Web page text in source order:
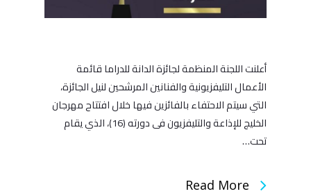
أعلنت اللجنة المنظمة لجائزة الدانة للدراما قائمة
الأعمال التليفزيونية والفنانين المرشحين لنيل الجائزة،
التي سيتم الاحتفاء بالفائزين فيها خلال افتتاح مهرجان
الخليج للإذاعة والتليفزيون فى دورته (16)، الذي يقام
تحت…
Read More